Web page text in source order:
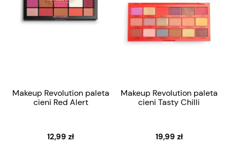
Makeup Revolution paleta
cieni Red Alert
12,99 zł
Makeup Revolution paleta
cieni Tasty Chilli
19,99 zł